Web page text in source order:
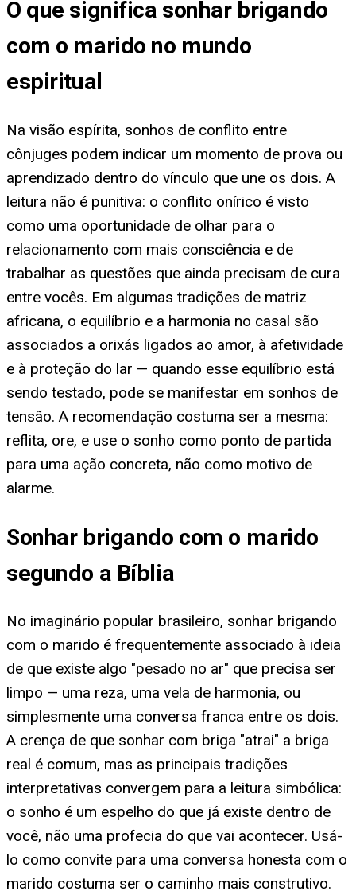
O que significa sonhar brigando
com o marido no mundo
espiritual
Na visão espírita, sonhos de conflito entre
cônjuges podem indicar um momento de prova ou
aprendizado dentro do vínculo que une os dois. A
leitura não é punitiva: o conflito onírico é visto
como uma oportunidade de olhar para o
relacionamento com mais consciência e de
trabalhar as questões que ainda precisam de cura
entre vocês. Em algumas tradições de matriz
africana, o equilíbrio e a harmonia no casal são
associados a orixás ligados ao amor, à afetividade
e à proteção do lar — quando esse equilíbrio está
sendo testado, pode se manifestar em sonhos de
tensão. A recomendação costuma ser a mesma:
reflita, ore, e use o sonho como ponto de partida
para uma ação concreta, não como motivo de
alarme.
Sonhar brigando com o marido
segundo a Bíblia
No imaginário popular brasileiro, sonhar brigando
com o marido é frequentemente associado à ideia
de que existe algo "pesado no ar" que precisa ser
limpo — uma reza, uma vela de harmonia, ou
simplesmente uma conversa franca entre os dois.
A crença de que sonhar com briga "atrai" a briga
real é comum, mas as principais tradições
interpretativas convergem para a leitura simbólica:
o sonho é um espelho do que já existe dentro de
você, não uma profecia do que vai acontecer. Usá-
lo como convite para uma conversa honesta com o
marido costuma ser o caminho mais construtivo.